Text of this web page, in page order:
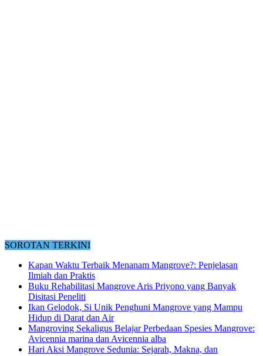
SOROTAN TERKINI
Kapan Waktu Terbaik Menanam Mangrove?: Penjelasan
Ilmiah dan Praktis
Buku Rehabilitasi Mangrove Aris Priyono yang Banyak
Disitasi Peneliti
Ikan Gelodok, Si Unik Penghuni Mangrove yang Mampu
Hidup di Darat dan Air
Mangroving Sekaligus Belajar Perbedaan Spesies Mangrove:
Avicennia marina dan Avicennia alba
Hari Aksi Mangrove Sedunia: Sejarah, Makna, dan